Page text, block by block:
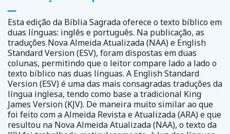
Esta edição da Bíblia Sagrada oferece o texto bíblico em
duas línguas: inglês e português. Na publicação, as
traduções Nova Almeida Atualizada (NAA) e English
Standard Version (ESV), foram dispostas em duas
colunas, permitindo que o leitor compare lado a lado o
texto bíblico nas duas línguas. A English Standard
Version (ESV) é uma das mais consagradas traduções da
língua inglesa, tendo como base a tradicional King
James Version (KJV). De maneira muito similar ao que
foi feito com a Almeida Revista e Atualizada (ARA) e que
resultou na Nova Almeida Atualizada (NAA), o texto da